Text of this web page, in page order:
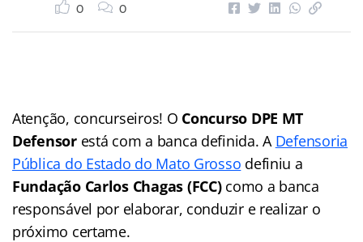
0 0
Atenção, concurseiros! O Concurso DPE MT
Defensorestá com a banca definida. A Defensoria
Pública do Estado do Mato Grosso definiu a
Fundação Carlos Chagas (FCC) como a banca
responsável por elaborar, conduzir e realizar o
próximo certame.